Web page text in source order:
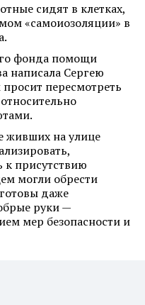
сидят в клетках,
«самоиозоляции» в
фонда помощи
написала Сергею
пересмотреть
живших на улице
к присутствию
могли обрести
даже
руки —
мер безопасности и